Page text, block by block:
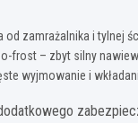
od zamrażalnika i tylnej
frost – zbyt silny
wyjmowanie i